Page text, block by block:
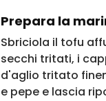
Prepara la
Sbriciola il tofu
secchi tritati, i
d'aglio tritato
e pepe e lascia